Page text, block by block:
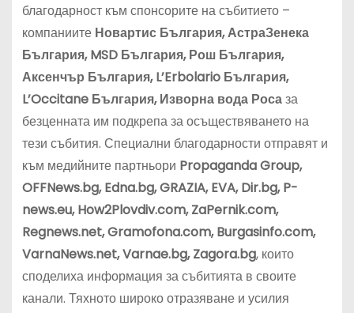
благодарност към спонсорите на събитието –
компаниитеНовартис България, АстраЗенека
България, MSD България, Рош България,
Аксенчър България, L’Erbolario България,
L’Occitane България, Изворна вода Росаза
безценната им подкрепа за осъществяването на
тези събития. Специални благодарности отправят и
към медийните партньори Propaganda Group,
OFFNews.bg, Edna.bg, GRAZIA, EVA, Dir.bg, P-
news.eu, How2Plovdiv.com, ZaPernik.com,
Regnews.net, Gramofona.com, Burgasinfo.com,
VarnaNews.net, Varnae.bg, Zagora.bg, които
споделиха информация за събитията в своите
канали. Тяхното широко отразяване и усилия